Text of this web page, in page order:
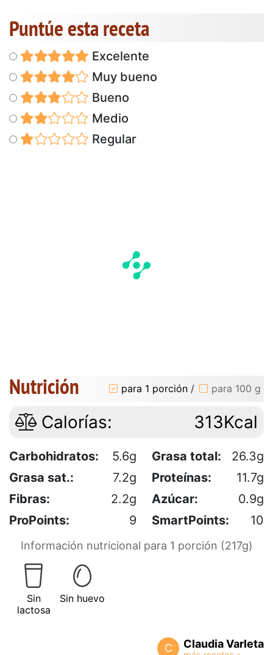
Puntúe esta receta
Excelente
Muy bueno
Bueno
Medio
Regular
Nutrición para 1 porción / para 100 g
Calorías: 313Kcal
Carbohidratos: 5.6g Grasa total:
26.3g
Grasa sat.:
7.2g Proteínas:
11.7g
Fibras:
2.2g Azúcar:
0.9g
ProPoints:
9 SmartPoints: 10
Información nutricional para 1 porción (217g)
Sin
lactosa
Sin huevo
C Claudia Varleta